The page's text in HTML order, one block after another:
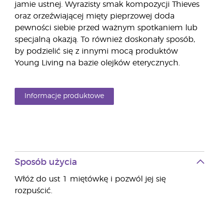
jamie ustnej. Wyrazisty smak kompozycji Thieves
oraz orzeźwiającej mięty pieprzowej doda
pewności siebie przed ważnym spotkaniem lub
specjalną okazją. To również doskonały sposób,
by podzielić się z innymi mocą produktów
Young Living na bazie olejków eterycznych.
Informacje produktowe
Sposób użycia
Włóż do ust 1 miętówkę i pozwól jej się
rozpuścić.